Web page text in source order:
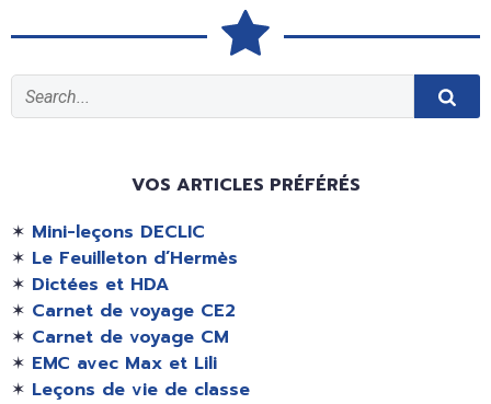
VOS ARTICLES PRÉFÉRÉS
✶ Mini-leçons DECLIC
✶ Le Feuilleton d’Hermès
✶ Dictées et HDA
✶ Carnet de voyage CE2
✶ Carnet de voyage CM
✶ EMC avec Max et Lili
✶ Leçons de vie de classe